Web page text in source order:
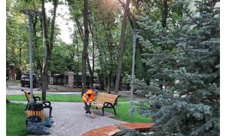
Sectorul Rîșcani
Căutați pe Internet